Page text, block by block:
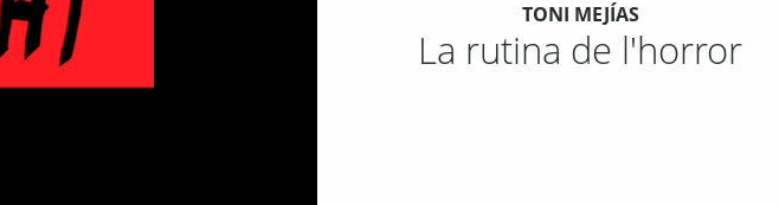
TONI MEJÍAS
La rutina de l'horror